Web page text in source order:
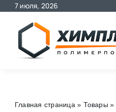
Skip
content
7 июля, 2026
Главная страница » Товары »